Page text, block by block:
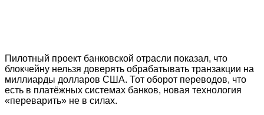
Пилотный проект банковской отрасли показал, что
блокчейну нельзя доверять обрабатывать транзакции на
миллиарды долларов США. Тот оборот переводов, что
есть в платёжных системах банков, новая технология
«переварить» не в силах.